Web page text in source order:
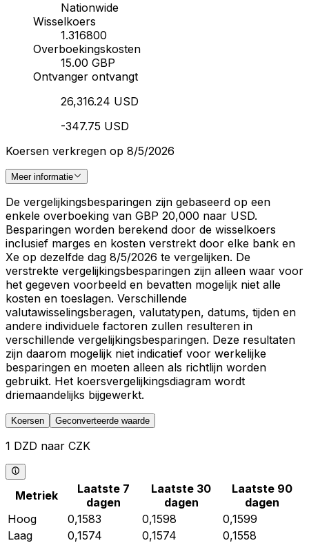
Nationwide
Wisselkoers
1.316800
Overboekingskosten
15.00 GBP
Ontvanger ontvangt
26,316.24 USD
-347.75 USD
Koersen verkregen op 8/5/2026
Meer informatie
De vergelijkingsbesparingen zijn gebaseerd op een
enkele overboeking van GBP 20,000 naar USD.
Besparingen worden berekend door de wisselkoers
inclusief marges en kosten verstrekt door elke bank en
Xe op dezelfde dag 8/5/2026 te vergelijken. De
verstrekte vergelijkingsbesparingen zijn alleen waar voor
het gegeven voorbeeld en bevatten mogelijk niet alle
kosten en toeslagen. Verschillende
valutawisselingsberagen, valutatypen, datums, tijden en
andere individuele factoren zullen resulteren in
verschillende vergelijkingsbesparingen. Deze resultaten
zijn daarom mogelijk niet indicatief voor werkelijke
besparingen en moeten alleen als richtlijn worden
gebruikt. Het koersvergelijkingsdiagram wordt
driemaandelijks bijgewerkt.
Koersen Geconverteerde waarde
1 DZD naar CZK
Metriek
Laatste 7
dagen
Laatste 30
dagen
Laatste 90
dagen
Hoog
0,1583 0,1598
0,1599
Laag
0,1574 0,1574
0,1558